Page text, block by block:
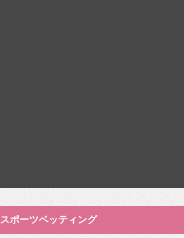
スポーツベッティング